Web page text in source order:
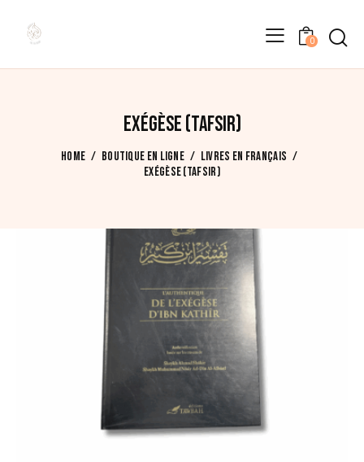
0
EXÉGÈSE (TAFSIR)
HOME BOUTIQUE EN LIGNE
LIVRES EN FRANÇAIS
EXÉGÈSE (TAFSIR)
du
au
ancien